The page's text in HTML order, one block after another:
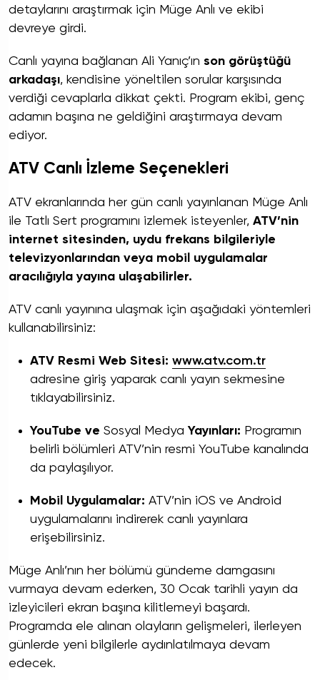
detaylarını araştırmak için Müge Anlı ve ekibi
devreye girdi.
Canlı yayına bağlanan Ali Yanıç’ın son görüştüğü
arkadaşı, kendisine yöneltilen sorular karşısında
verdiği cevaplarla dikkat çekti. Program ekibi, genç
adamın başına ne geldiğini araştırmaya devam
ediyor.
ATV Canlı İzleme Seçenekleri
ATV ekranlarında her gün canlı yayınlanan Müge Anlı
ile Tatlı Sert programını izlemek isteyenler, ATV’nin
internet sitesinden, uydu frekans bilgileriyle
televizyonlarından veya mobil uygulamalar
aracılığıyla yayına ulaşabilirler.
ATV canlı yayınına ulaşmak için aşağıdaki yöntemleri
kullanabilirsiniz:
ATV Resmi Web Sitesi: www.atv.com.tr
adresine giriş yaparak canlı yayın sekmesine
tıklayabilirsiniz.
YouTube ve Sosyal Medya Yayınları: Programın
belirli bölümleri ATV’nin resmi YouTube kanalında
da paylaşılıyor.
Mobil Uygulamalar: ATV’nin iOS ve Android
uygulamalarını indirerek canlı yayınlara
erişebilirsiniz.
Müge Anlı’nın her bölümü gündeme damgasını
vurmaya devam ederken, 30 Ocak tarihli yayın da
izleyicileri ekran başına kilitlemeyi başardı.
Programda ele alınan olayların gelişmeleri, ilerleyen
günlerde yeni bilgilerle aydınlatılmaya devam
edecek.